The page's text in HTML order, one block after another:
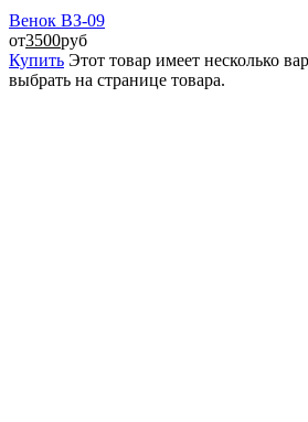
Венок ВЗ-09
от3500руб
Купить Этот товар имеет несколько
выбрать на странице товара.